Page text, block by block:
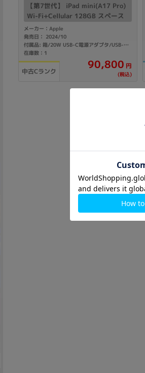
【第7世代】 iPad mini(A17 Pro)
Wi-Fi+Cellular 128GB スペース
グレイ MXPN3J/A A2995 【国内
版SIMフリー】
メーカー：Apple
発売日： 2024/10
付属品: 箱/20W USB-C電源アダプタ/USB-C充電ケーブル(1m)/マニュアル
在庫数：1
中古Cランク
90,800 円
(税込)